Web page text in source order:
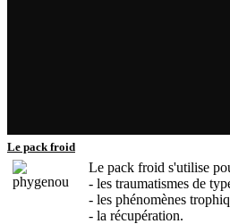
Le pack froid
Le pack froid s'utilise
- les traumatismes de
- les phénomènes
- la récupération.